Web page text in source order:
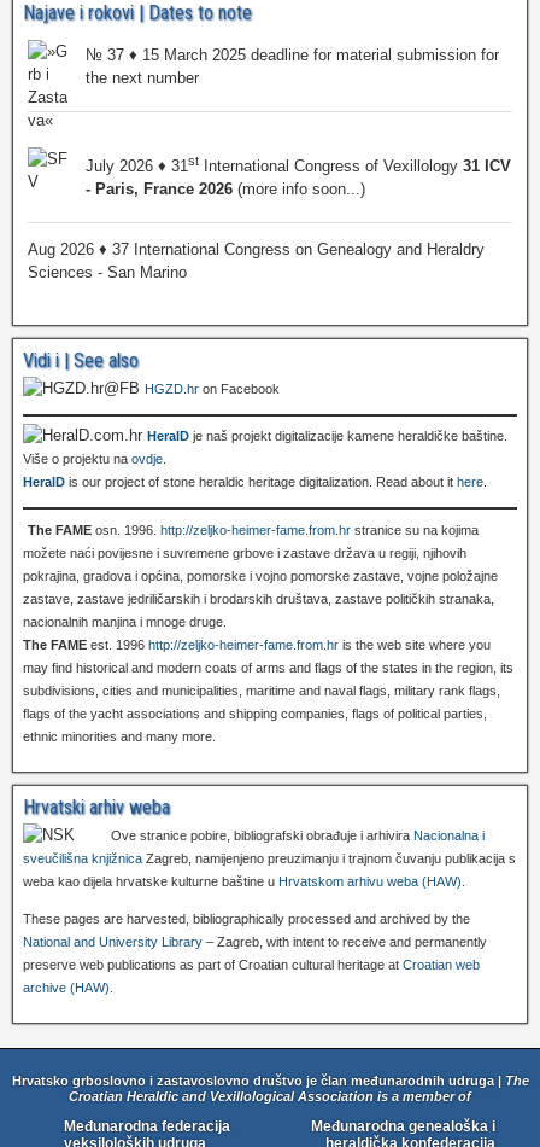
Najave i rokovi | Dates to note
№ 37 ♦ 15 March 2025 deadline for material submission for
the next number
July 2026 ♦ 31st International Congress of Vexillology 31 ICV
- Paris, France 2026 (more info soon...)
Aug 2026 ♦ 37 International Congress on Genealogy and Heraldry
Sciences - San Marino
Vidi i | See also
HGZD.hr on Facebook
HeralD je naš projekt digitalizacije kamene heraldičke baštine.
Više o projektu na ovdje
HeralD is our project of stone heraldic heritage digitalization. Read about it here
The FAME osn. 1996. http://zeljko-heimer-fame.from.hr stranice su na kojima
možete naći povijesne i suvremene grbove i zastave država u regiji, njihovih
pokrajina, gradova i općina, pomorske i vojno pomorske zastave, vojne položajne
zastave, zastave jedriličarskih i brodarskih društava, zastave političkih stranaka,
nacionalnih manjina i mnoge druge.
The FAME est. 1996 http://zeljko-heimer-fame.from.hr is the web site where you
may find historical and modern coats of arms and flags of the states in the region, its
subdivisions, cities and municipalities, maritime and naval flags, military rank flags,
flags of the yacht associations and shipping companies, flags of political parties,
ethnic minorities and many more.
Hrvatski arhiv weba
Ove stranice pobire, bibliografski obrađuje i arhivira Nacionalna i
sveučilišna knjižnica Zagreb, namijenjeno preuzimanju i trajnom čuvanju publikacija s
weba kao dijela hrvatske kulturne baštine u Hrvatskom arhivu weba (HAW)
These pages are harvested, bibliographically processed and archived by the
National and University Library – Zagreb, with intent to receive and permanently
preserve web publications as part of Croatian cultural heritage at Croatian web
archive (HAW)
Hrvatsko grboslovno i zastavoslovno društvo je član međunarodnih udruga | The
Croatian Heraldic and Vexillological Association is a member of
Međunarodna federacija
veksiloloških udruga
Međunarodna genealoška i
heraldička konfederacija